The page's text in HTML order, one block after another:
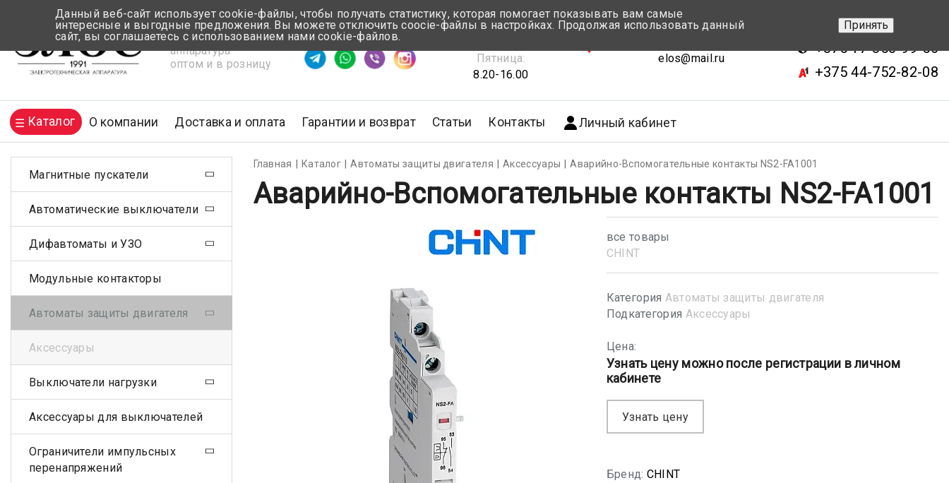
Электротехническая
аппаратура
оптом и в розницу
Время ответа ≈ 5 мин
Понедельник-Четверг:
Пятница:
8.20-16.00
elos@mail.ru
+375 17-343-46-70
+375 17-350-99-56
+375 44-752-82-08
Каталог О компании Доставка и оплата Гарантии и возврат Статьи Контакты Личный кабинет
Главная Каталог Автоматы защиты двигателя Аксессуары Аварийно-Вспомогательные контакты NS2-FA1001
Аварийно-Вспомогательные контакты NS2-FA1001
все товары
CHINT
Категория Автоматы защиты двигателя
Подкатегория Аксессуары
Цена:
Узнать цену можно после регистрации в личном
кабинете
Узнать цену
Бренд: CHINT
Магнитные пускатели
Автоматические выключатели
Дифавтоматы и УЗО
Модульные контакторы
Автоматы защиты двигателя
Аксессуары
Выключатели нагрузки
Аксессуары для выключателей
Ограничители импульсных
перенапряжений
Данный веб-сайт использует cookie-файлы, чтобы получать статистику, которая помогает показывать вам самые
интересные и выгодные предложения. Вы можете отключить coocie-файлы в настройках. Продолжая использовать данный
сайт, вы соглашаетесь с использованием нами cookie-файлов.
Принять